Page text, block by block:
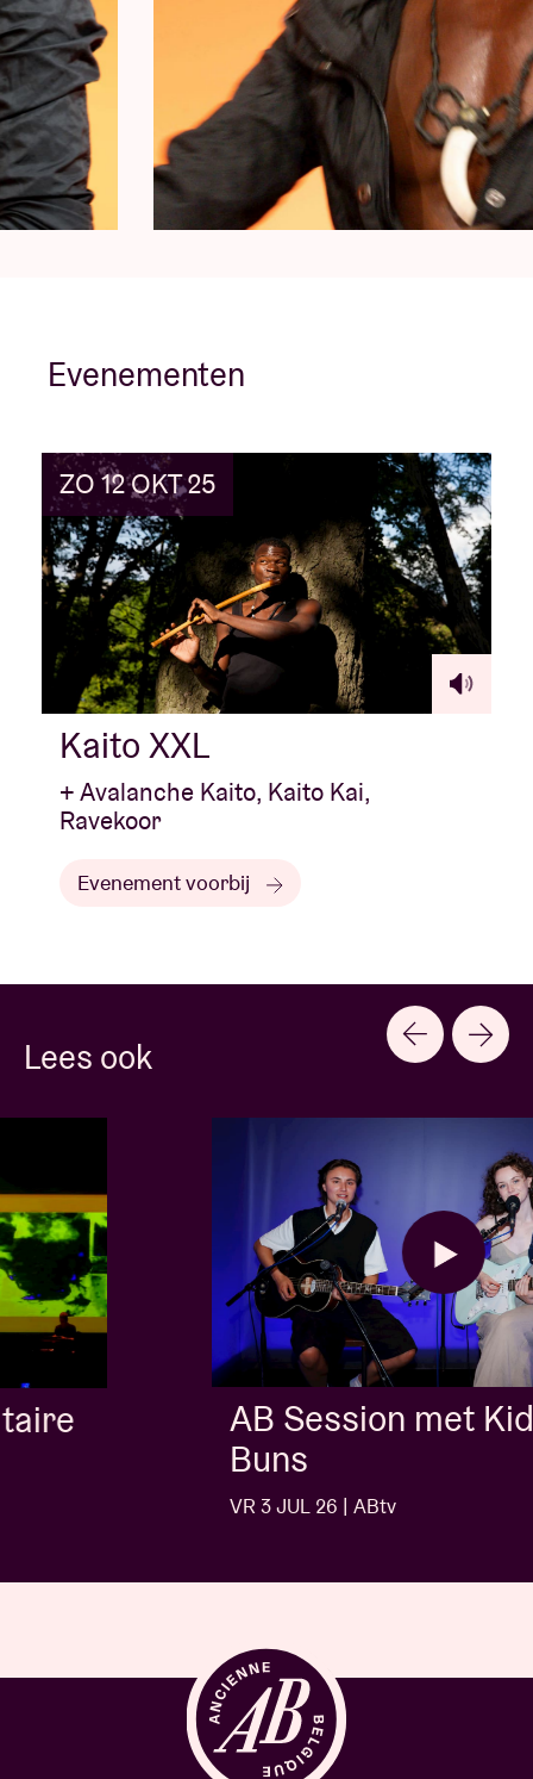
Evenementen
ZO 12 OKT 25
Kaito XXL
+ Avalanche Kaito, Kaito Kai,
Ravekoor
Evenement voorbij
Lees ook
AB Session met Kids With